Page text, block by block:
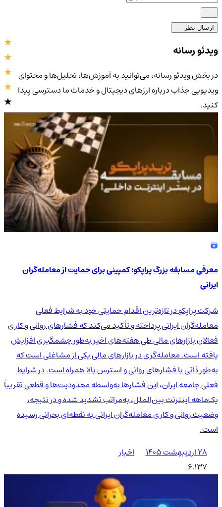
ارسال نظر
4.9/5
ویدئو رسانه
در بخش ویدئو رسانه، می‌توانید به آموزش‌ها، تحلیل‌ها و محتوای
ویدیویی جذاب درباره ارزهای دیجیتال و خدمات ما دسترسی پیدا
کنید.
معرفی مسابقه بزرگ پراپکو؛ کمپینی برای حمایت از معامله‌گران
ایرانی
شرکت پراپکو در تازه‌ترین اقدام حمایتی خود به شرایط فعلی
معامله‌گران ایرانی پرداخته و تأکید می‌کند که فشارهای روانی و کاری
فعالان بازارهای مالی طی هفته‌های اخیر به‌طور چشمگیری افزایش
یافته است. معامله‌گری در بازارهای مالی یکی از مشاغلی است که
به‌طور ذاتی با فشارهای روانی و استرس بالا همراه است. در شرایط
فعلی جامعه ایران، این فشارها به‌واسطه محدودیت‌ها و قطعی تقریباً
یک‌ماهه اینترنت بین‌الملل، به‌مراتب تشدید شده و در نتیجه،
وضعیت روانی و کاری معامله‌گران ایرانی به نقطه‌ای بحرانی رسیده
است.
۲۸ اردیبهشت ۱۴۰۵
اخبار
6,137